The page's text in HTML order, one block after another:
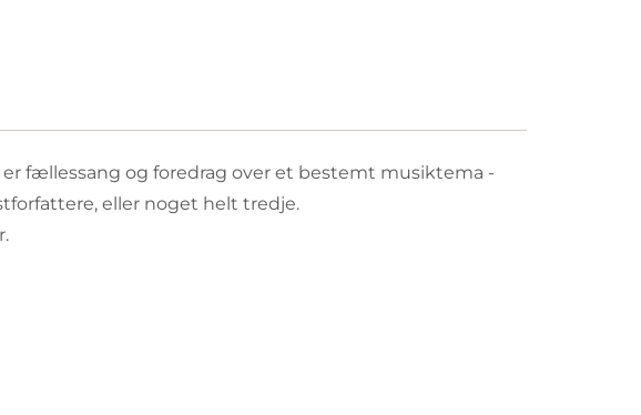
fællessang og foredrag over et bestemt musiktema -
eller noget helt tredje.